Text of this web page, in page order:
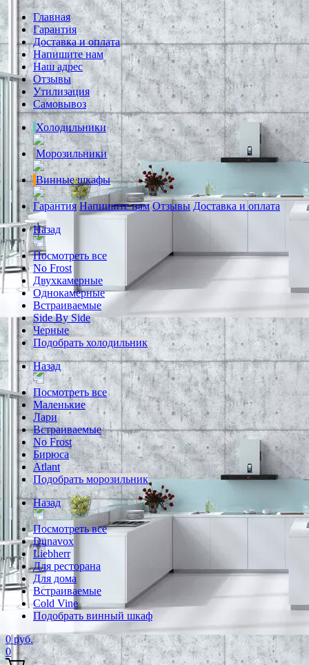
Главная
Гарантия
Доставка и оплата
Напишите нам
Наш адрес
Отзывы
Утилизация
Самовывоз
Холодильники
Морозильники
Винные шкафы
Гарантия Напишите нам Отзывы Доставка и оплата
Назад
Посмотреть все
No Frost
Двухкамерные
Однокамерные
Встраиваемые
Side By Side
Черные
Подобрать холодильник
Назад
Посмотреть все
Маленькие
Лари
Встраиваемые
No Frost
Бирюса
Atlant
Подобрать морозильник
Назад
Посмотреть все
Dunavox
Liebherr
Для ресторана
Для дома
Встраиваемые
Cold Vine
Подобрать винный шкаф
0 руб.
0